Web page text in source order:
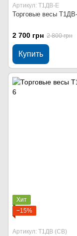
Артикул: Т1ДВ-Е
Торговые весы
2 700 грн 2 800 грн
Купить
Хит
−15%
Артикул: Т1ДВ (СВ)